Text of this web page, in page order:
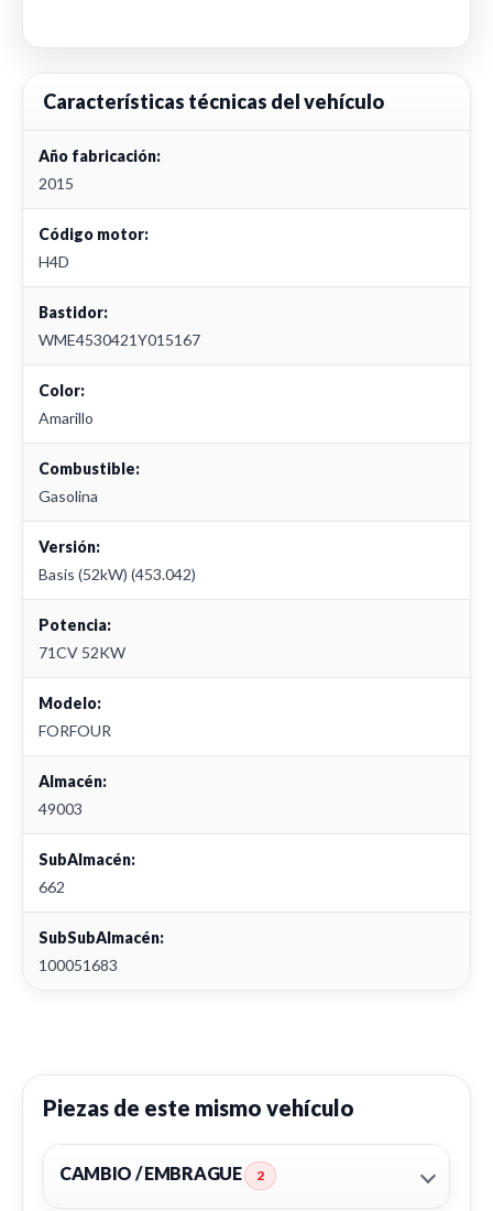
Características técnicas del vehículo
Año fabricación:
2015
Código motor:
H4D
Bastidor:
WME4530421Y015167
Color:
Amarillo
Combustible:
Gasolina
Versión:
Basis (52kW) (453.042)
Potencia:
71CV 52KW
Modelo:
FORFOUR
Almacén:
49003
SubAlmacén:
662
SubSubAlmacén:
100051683
Piezas de este mismo vehículo
CAMBIO / EMBRAGUE 2